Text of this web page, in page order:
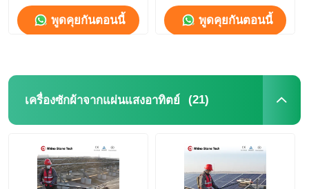
พูดคุยกันตอนนี้ พูดคุยกันตอนนี้
เครื่องซักผ้าจากแผ่นแสงอาทิตย์ (21)